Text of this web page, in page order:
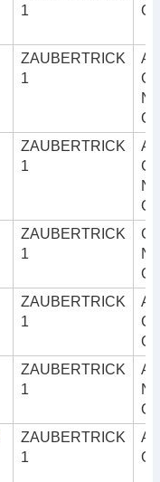
1
ZAUBERTRICK
1
ZAUBERTRICK
1
ZAUBERTRICK
1
ZAUBERTRICK
1
ZAUBERTRICK
1
ZAUBERTRICK
1